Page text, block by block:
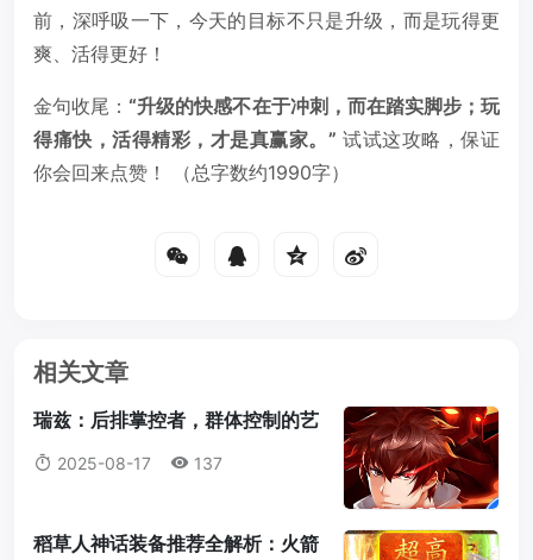
前，深呼吸一下，今天的目标不只是升级，而是玩得更
爽、活得更好！
金句收尾： “升级的快感不在于冲刺，而在踏实脚步；玩
得痛快，活得精彩，才是真赢家。” 试试这攻略，保证
你会回来点赞！ （总字数约1990字）
相关文章
瑞兹：后排掌控者，群体控制的艺
术大师
2025-08-17 137
稻草人神话装备推荐全解析：火箭